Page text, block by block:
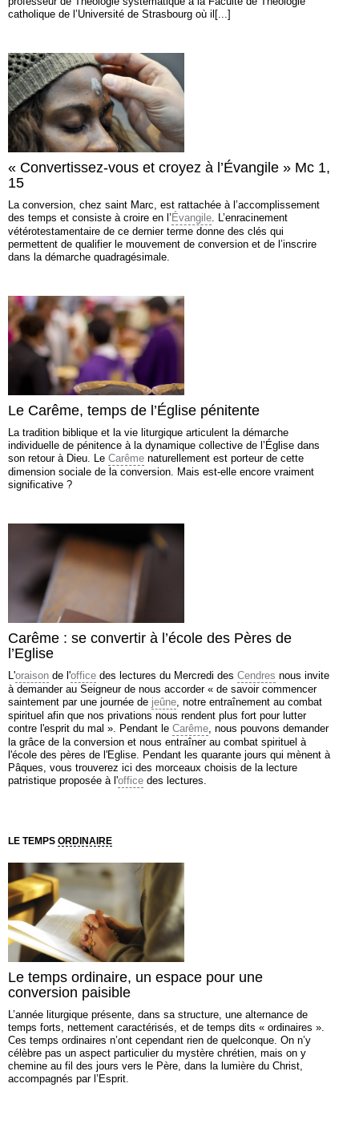
catholique de l’Université de Strasbourg où il[...]
« Convertissez-vous et croyez à l’Évangile » Mc 1,
15
La conversion, chez saint Marc, est rattachée à l’accomplissement
des temps et consiste à croire en l’ Évangile. L’enracinement
vétérotestamentaire de ce dernier terme donne des clés qui
permettent de qualifier le mouvement de conversion et de l’inscrire
dans la démarche quadragésimale.
Le Carême, temps de l’Église pénitente
La tradition biblique et la vie liturgique articulent la démarche
individuelle de pénitence à la dynamique collective de l’Église dans
son retour à Dieu. Le Carême naturellement est porteur de cette
dimension sociale de la conversion. Mais est-elle encore vraiment
significative ?
Carême : se convertir à l’école des Pères de
l’Eglise
L'oraison de l'office des lectures du Mercredi des Cendres nous invite
à demander au Seigneur de nous accorder « de savoir commencer
saintement par une journée de jeûne, notre entraînement au combat
spirituel afin que nos privations nous rendent plus fort pour lutter
contre l'esprit du mal ». Pendant le Carême, nous pouvons demander
la grâce de la conversion et nous entraîner au combat spirituel à
l'école des pères de l'Eglise. Pendant les quarante jours qui mènent à
Pâques, vous trouverez ici des morceaux choisis de la lecture
patristique proposée à l'office des lectures.
LE TEMPS ORDINAIRE
Le temps ordinaire, un espace pour une
conversion paisible
L’année liturgique présente, dans sa structure, une alternance de
temps forts, nettement caractérisés, et de temps dits « ordinaires ».
Ces temps ordinaires n’ont cependant rien de quelconque. On n’y
célèbre pas un aspect particulier du mystère chrétien, mais on y
chemine au fil des jours vers le Père, dans la lumière du Christ,
accompagnés par l’Esprit.